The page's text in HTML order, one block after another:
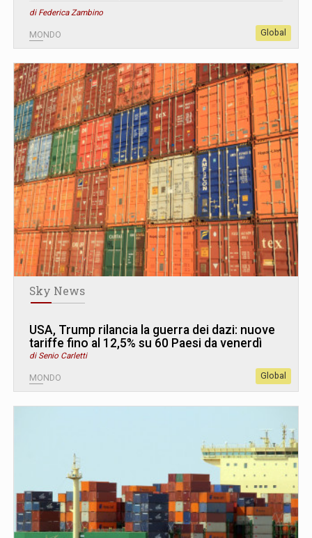
di Federica Zambino
MONDO Global
Sky News
USA, Trump rilancia la guerra dei dazi: nuove
tariffe fino al 12,5% su 60 Paesi da venerdì
di Senio Carletti
MONDO Global